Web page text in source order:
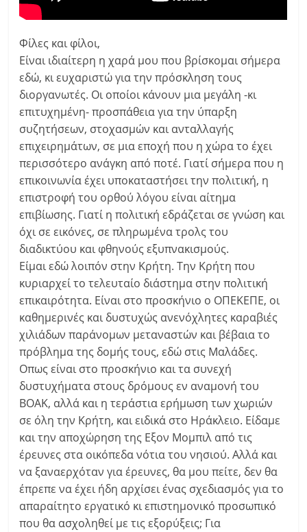
Φίλες και φίλοι,
Είναι ιδιαίτερη η χαρά μου που βρίσκομαι σήμερα
εδώ, κι ευχαριστώ για την πρόσκληση τους
διοργανωτές. Οι οποίοι κάνουν μια μεγάλη -κι
επιτυχημένη- προσπάθεια για την ύπαρξη
συζητήσεων, στοχασμών και ανταλλαγής
επιχειρημάτων, σε μια εποχή που η χώρα το έχει
περισσότερο ανάγκη από ποτέ. Γιατί σήμερα που η
επικοινωνία έχει υποκαταστήσει την πολιτική, η
επιστροφή του ορθού λόγου είναι αίτημα
επιβίωσης. Γιατί η πολιτική εδράζεται σε γνώση και
όχι σε εικόνες, σε πληρωμένα τρολς του
διαδικτύου και φθηνούς εξυπνακισμούς.
Είμαι εδώ λοιπόν στην Κρήτη. Την Κρήτη που
κυριαρχεί το τελευταίο διάστημα στην πολιτική
επικαιρότητα. Είναι στο προσκήνιο ο ΟΠΕΚΕΠΕ, οι
καθημερινές και δυστυχώς ανενόχλητες καραβιές
χιλιάδων παράνομων μεταναστών και βέβαια το
πρόβλημα της δομής τους, εδώ στις Μαλάδες.
Οπως είναι στο προσκήνιο και τα συνεχή
δυστυχήματα στους δρόμους εν αναμονή του
ΒΟΑΚ, αλλά και η τεράστια ερήμωση των χωριών
σε όλη την Κρήτη, και ειδικά στο Ηράκλειο. Είδαμε
και την αποχώρηση της Εξον Μομπιλ από τις
έρευνες στα οικόπεδα νότια του νησιού. Αλλά και
να ξαναερχόταν για έρευνες, θα μου πείτε, δεν θα
έπρεπε να έχει ήδη αρχίσει ένας σχεδιασμός για το
απαραίτητο εργατικό κι επιστημονικό προσωπικό
που θα ασχοληθεί με τις εξορύξεις; Για